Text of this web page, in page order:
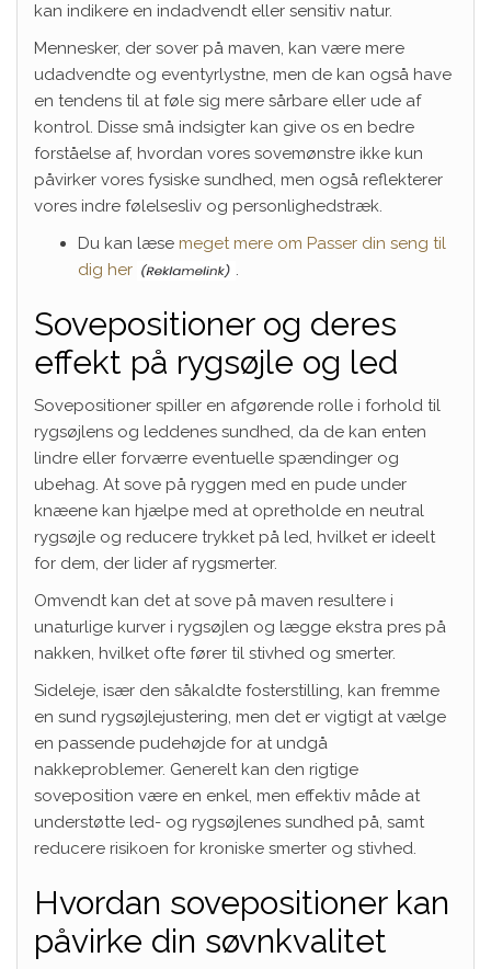
kan indikere en indadvendt eller sensitiv natur.
Mennesker, der sover på maven, kan være mere
udadvendte og eventyrlystne, men de kan også have
en tendens til at føle sig mere sårbare eller ude af
kontrol. Disse små indsigter kan give os en bedre
forståelse af, hvordan vores sovemønstre ikke kun
påvirker vores fysiske sundhed, men også reflekterer
vores indre følelsesliv og personlighedstræk.
Du kan læse meget mere om Passer din seng til
dig her
.
Sovepositioner og deres
effekt på rygsøjle og led
Sovepositioner spiller en afgørende rolle i forhold til
rygsøjlens og leddenes sundhed, da de kan enten
lindre eller forværre eventuelle spændinger og
ubehag. At sove på ryggen med en pude under
knæene kan hjælpe med at opretholde en neutral
rygsøjle og reducere trykket på led, hvilket er ideelt
for dem, der lider af rygsmerter.
Omvendt kan det at sove på maven resultere i
unaturlige kurver i rygsøjlen og lægge ekstra pres på
nakken, hvilket ofte fører til stivhed og smerter.
Sideleje, især den såkaldte fosterstilling, kan fremme
en sund rygsøjlejustering, men det er vigtigt at vælge
en passende pudehøjde for at undgå
nakkeproblemer. Generelt kan den rigtige
soveposition være en enkel, men effektiv måde at
understøtte led- og rygsøjlenes sundhed på, samt
reducere risikoen for kroniske smerter og stivhed.
Hvordan sovepositioner kan
påvirke din søvnkvalitet